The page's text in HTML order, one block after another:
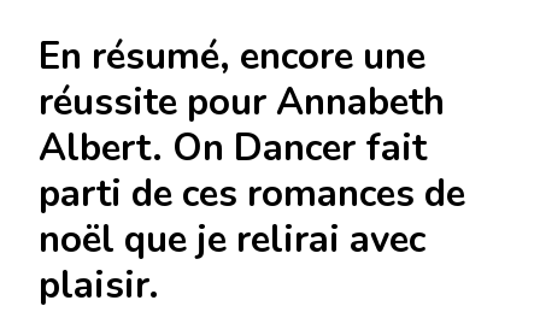
En résumé, encore une
réussite pour Annabeth
Albert. On Dancer fait
parti de ces romances de
noël que je relirai avec
plaisir.